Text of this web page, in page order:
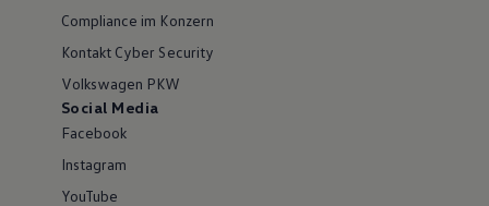
Compliance im Konzern
Kontakt Cyber Security
Volkswagen PKW
Social Media
Facebook
Instagram
YouTube